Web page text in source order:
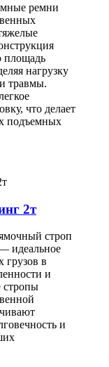
ремни
площадь
нагрузку
травмы.
что делает
подъемных
2т
строп
идеальное
грузов в
и
стропы
и